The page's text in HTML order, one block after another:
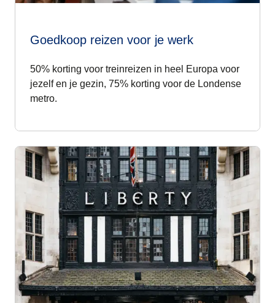
Goedkoop reizen voor je werk
50% korting voor treinreizen in heel Europa voor
jezelf en je gezin, 75% korting voor de Londense
metro.